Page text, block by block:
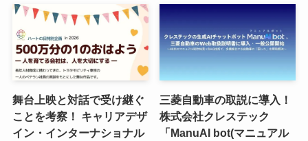
舞台上映と対話で受け継ぐ
ことを考察！ キャリアデザ
イン・インターナショナル
三菱自動車の取説に導入！
株式会社クレステック
「ManuAI bot(マニュアル